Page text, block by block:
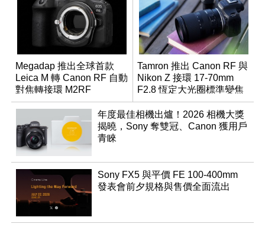
Megadap 推出全球首款
Leica M 轉 Canon RF 自動
對焦轉接環 M2RF
Tamron 推出 Canon RF 與
Nikon Z 接環 17-70mm
F2.8 恆定大光圈標準變焦
鏡
年度最佳相機出爐！2026 相機大獎
揭曉，Sony 奪雙冠、Canon 獲用戶
青睞
Sony FX5 與平價 FE 100-400mm
發表會前夕規格與售價全面流出